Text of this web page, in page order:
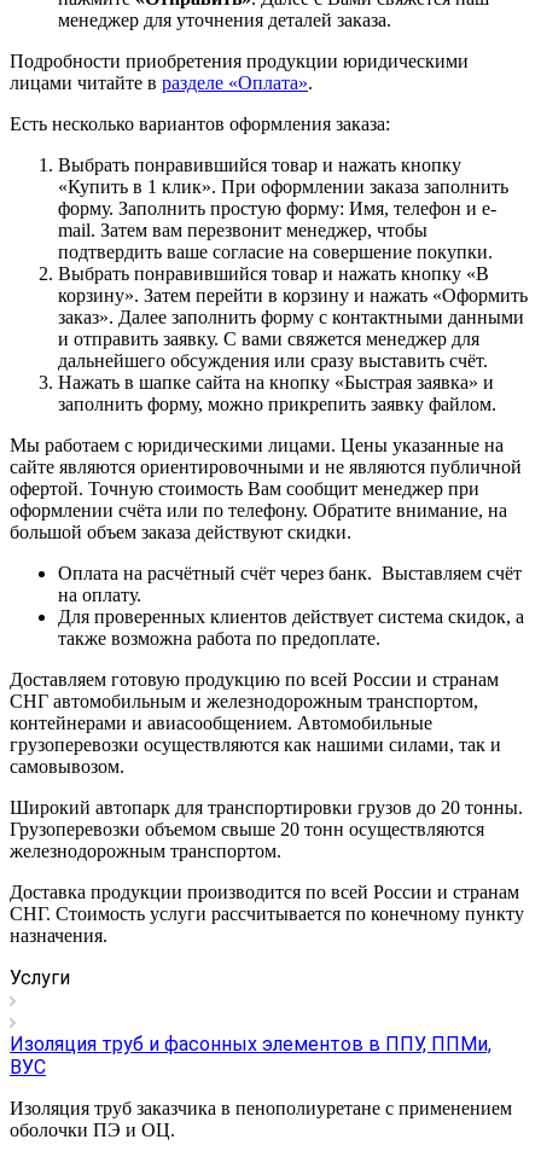
менеджер для уточнения деталей заказа.
Подробности приобретения продукции юридическими
лицами читайте в разделе «Оплата».
Есть несколько вариантов оформления заказа:
Выбрать понравившийся товар и нажать кнопку
«Купить в 1 клик». При оформлении заказа заполнить
форму. Заполнить простую форму: Имя, телефон и e-
mail. Затем вам перезвонит менеджер, чтобы
подтвердить ваше согласие на совершение покупки.
Выбрать понравившийся товар и нажать кнопку «В
корзину». Затем перейти в корзину и нажать «Оформить
заказ». Далее заполнить форму с контактными данными
и отправить заявку. С вами свяжется менеджер для
дальнейшего обсуждения или сразу выставить счёт.
Нажать в шапке сайта на кнопку «Быстрая заявка» и
заполнить форму, можно прикрепить заявку файлом.
Мы работаем с юридическими лицами. Цены указанные на
сайте являются ориентировочными и не являются публичной
офертой. Точную стоимость Вам сообщит менеджер при
оформлении счёта или по телефону. Обратите внимание, на
большой объем заказа действуют скидки.
Оплата на расчётный счёт через банк. Выставляем счёт
на оплату.
Для проверенных клиентов действует система скидок, а
также возможна работа по предоплате.
Доставляем готовую продукцию по всей России и странам
СНГ автомобильным и железнодорожным транспортом,
контейнерами и авиасообщением. Автомобильные
грузоперевозки осуществляются как нашими силами, так и
самовывозом.
Широкий автопарк для транспортировки грузов до 20 тонны.
Грузоперевозки объемом свыше 20 тонн осуществляются
железнодорожным транспортом.
Доставка продукции производится по всей России и странам
СНГ. Стоимость услуги рассчитывается по конечному пункту
назначения.
Услуги
Изоляция труб и фасонных элементов в ППУ, ППМи,
ВУС
Изоляция труб заказчика в пенополиуретане с применением
оболочки ПЭ и ОЦ.